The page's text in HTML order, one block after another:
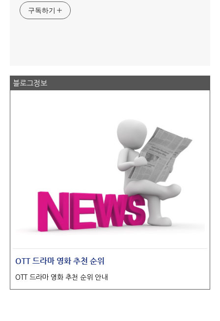
구독하기
블로그정보
OTT 드라마 영화 추천 순위
OTT 드라마 영화 추천 순위 안내